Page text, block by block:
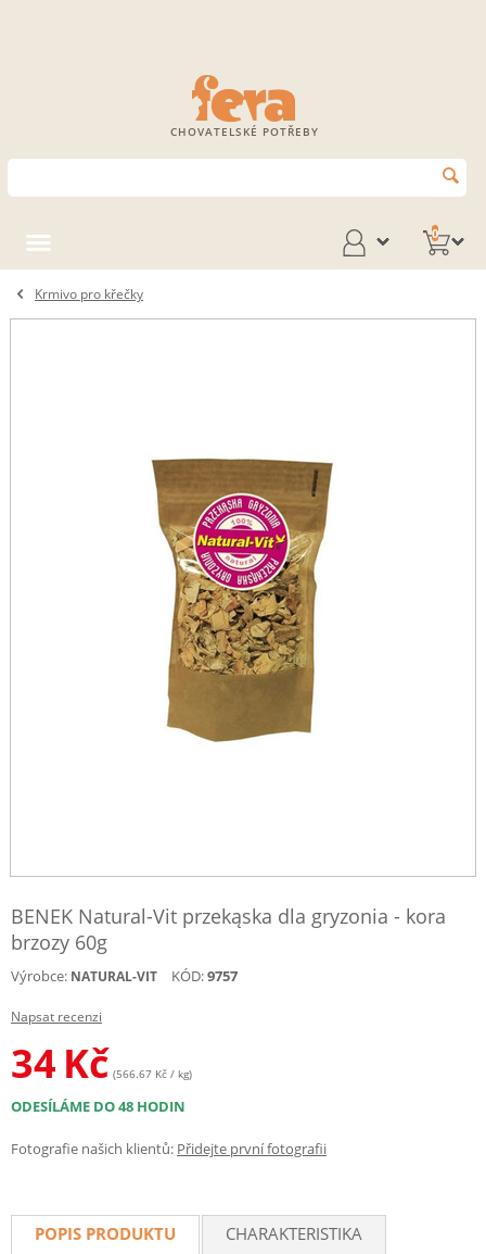
CHOVATELSKÉ POTŘEBY
0
Krmivo pro křečky
BENEK Natural-Vit przekąska dla gryzonia - kora
brzozy 60g
Výrobce: NATURAL-VIT KÓD:9757
Napsat recenzi
34 Kč (566.67 Kč / kg)
ODESÍLÁME DO 48 HODIN
Fotografie našich klientů: Přidejte první fotografii
POPIS PRODUKTU
CHARAKTERISTIKA